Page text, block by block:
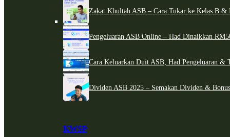
Zakat Khultah ASB – Cara Tukar ke Kelas B &
Pengeluaran ASB Online – Had Dinaikkan
Cara Keluarkan Duit ASB, Had Pengeluaran &
Dividen ASB 2025 – Semakan Dividen &
KWSP